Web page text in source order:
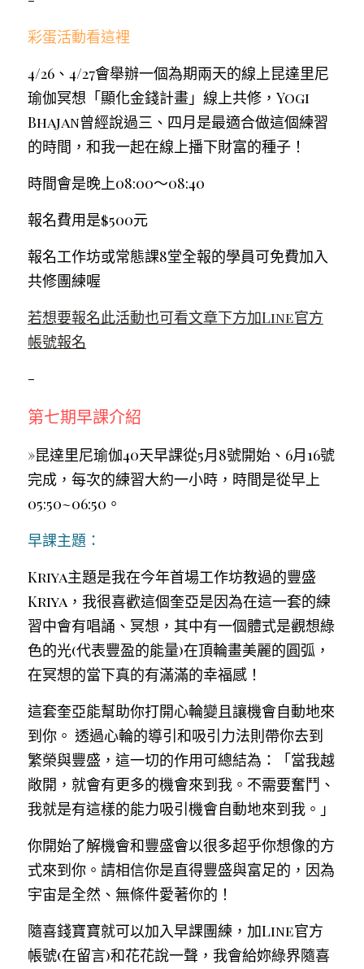
彩蛋活動看這裡
4/26、4/27會舉辦一個為期兩天的線上昆達里尼
瑜伽冥想「顯化金錢計畫」線上共修，Yogi
Bhajan曾經說過三、四月是最適合做這個練習
的時間，和我一起在線上播下財富的種子！
時間會是晚上08:00～08:40
報名費用是$500元
報名工作坊或常態課8堂全報的學員可免費加入
共修團練喔
若想要報名此活動也可看文章下方加Line官方
帳號報名
-
第七期早課介紹
»昆達里尼瑜伽40天早課從5月8號開始、6月16號
完成，每次的練習大約一小時，時間是從早上
05:50~06:50。
早課主題：
Kriya主題是我在今年首場工作坊教過的豐盛
Kriya，我很喜歡這個奎亞是因為在這一套的練
習中會有唱誦、冥想，其中有一個體式是觀想綠
色的光(代表豐盈的能量)在頂輪畫美麗的圓弧，
在冥想的當下真的有滿滿的幸福感！
這套奎亞能幫助你打開心輪變且讓機會自動地來
到你。 透過心輪的導引和吸引力法則帶你去到
繁榮與豐盛，這一切的作用可總結為：「當我越
敞開，就會有更多的機會來到我。不需要奮鬥、
我就是有這樣的能力吸引機會自動地來到我。」
你開始了解機會和豐盛會以很多超乎你想像的方
式來到你。請相信你是直得豐盛與富足的，因為
宇宙是全然、無條件愛著你的！
隨喜錢寶寶就可以加入早課團練，加Line官方
帳號(在留言)和花花說一聲，我會給妳綠界隨喜